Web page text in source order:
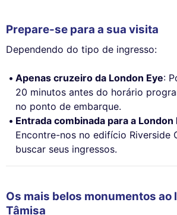
Prepare-se para a sua visita
Dependendo do tipo de ingresso:
Apenas cruzeiro da London Eye:
20 minutos antes do horário
no ponto de embarque.
Entrada combinada para a
Encontre-nos no edifício Riverside
buscar seus ingressos.
Os mais belos monumentos ao
Tâmisa